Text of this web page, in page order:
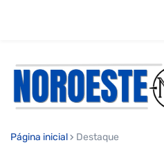
Página inicial Destaque